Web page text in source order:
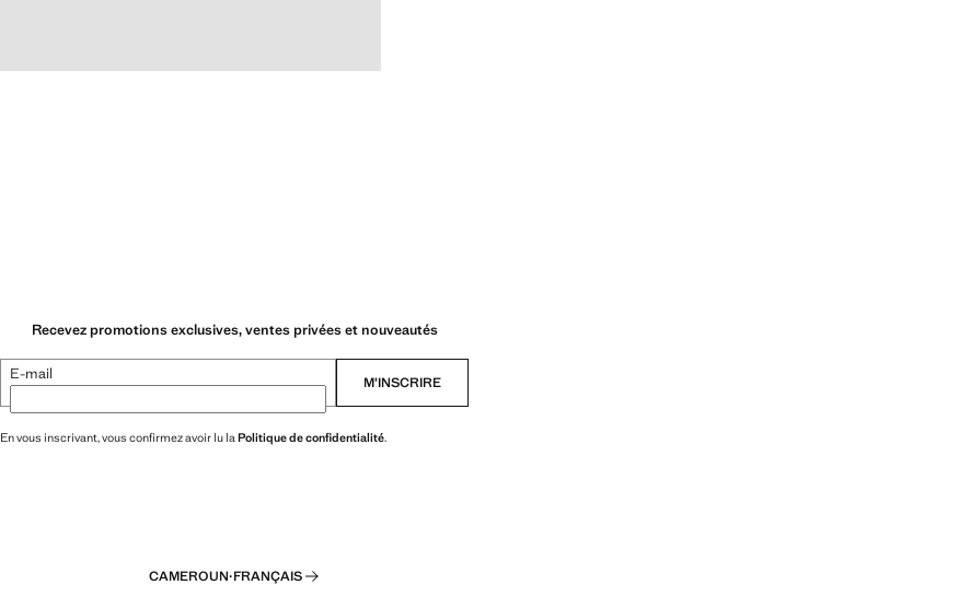
Recevez promotions exclusives, ventes privées et nouveautés
E-mail M’INSCRIRE
En vous inscrivant, vous confirmez avoir lu la Politique de confidentialité.
CAMEROUN·FRANÇAIS